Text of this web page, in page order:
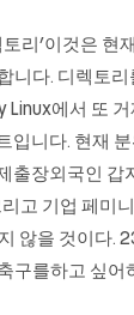
리’이것은 현
니다. 디렉토
Linux에서 또 거
입니다. 현재
출장외국인 갑
고 기업 페미
않을 것이다.
구를하고 싶어